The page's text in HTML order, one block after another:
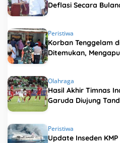
Deflasi Secara
Peristiwa
Korban Tenggelam
Ditemukan,
Olahraga
Hasil Akhir Timnas
Garuda Diujung
Peristiwa
Update Inseden